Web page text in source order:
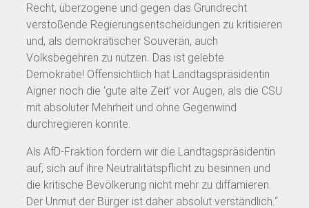
Recht, überzogene und gegen das Grundrecht
verstoßende Regierungsentscheidungen zu kritisieren
und, als demokratischer Souverän, auch
Volksbegehren zu nutzen. Das ist gelebte
Demokratie! Offensichtlich hat Landtagspräsidentin
Aigner noch die ‘gute alte Zeit’ vor Augen, als die CSU
mit absoluter Mehrheit und ohne Gegenwind
durchregieren konnte.
Als AfD-Fraktion fordern wir die Landtagspräsidentin
auf, sich auf ihre Neutralitätspflicht zu besinnen und
die kritische Bevölkerung nicht mehr zu diffamieren.
Der Unmut der Bürger ist daher absolut verständlich.“